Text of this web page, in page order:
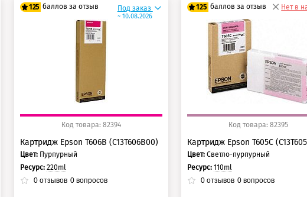
125 баллов за отзыв Под заказ
~ 10.08.2026
Код товара: 82394
Картридж Epson T606B (C13T606B00)
Цвет: Пурпурный
Ресурс: 220ml
0отзывов 0вопросов
125 баллов за отзыв
100 баллов
125 баллов
Нет в
Код товара: 82395
Картридж Epson T605C
Цвет: Светло-пурпурный
Ресурс:110ml
0 отзывов 0 вопросов